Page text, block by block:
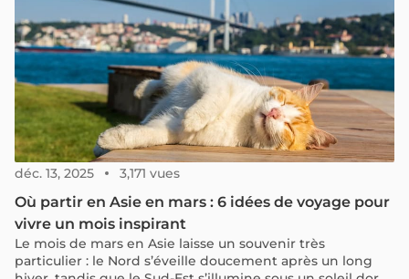
déc. 13, 2025 3,171 vues
Où partir en Asie en mars : 6 idées de voyage pour
vivre un mois inspirant
Le mois de mars en Asie laisse un souvenir très
particulier : le Nord s’éveille doucement après un long